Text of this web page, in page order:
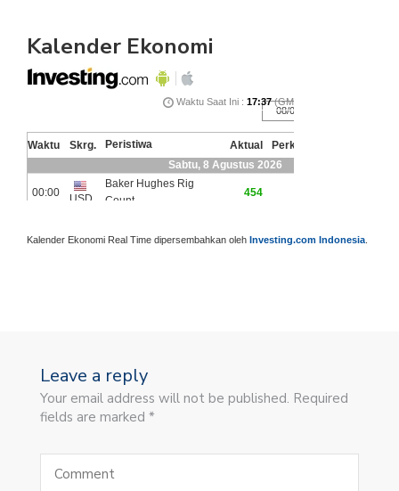
Kalender Ekonomi
Kalender Ekonomi Real Time dipersembahkan oleh Investing.com Indonesia
Leave a reply
Your email address will not be published. Required
fields are marked *